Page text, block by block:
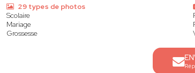
29 types de photos
Scolaire
Mariage
Grossesse